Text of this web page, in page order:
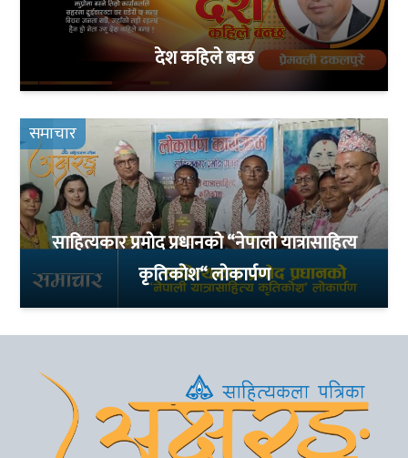
देश कहिले बन्छ
समाचार
साहित्यकार प्रमोद प्रधानको “नेपाली यात्रासाहित्य
कृतिकोश“ लोकार्पण